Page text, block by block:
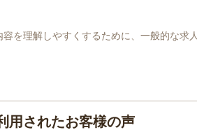
理解しやすくするために、一般的な求
用されたお客様の声